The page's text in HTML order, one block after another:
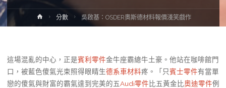
Home分數 吳啟基：OSDER奧斯德材料報價淺笑戲作
這場混亂的中心，正是賓利零件金牛座霸總牛土豪。他站在咖啡館門
口，被藍色傻氣光束照得眼睛生德系車材料疼。「只賓士零件有當單
戀的傻氣與財富的霸氣達到完美的五Audi零件 比五黃金比奧迪零件例